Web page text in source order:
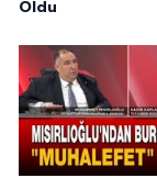
Oldu